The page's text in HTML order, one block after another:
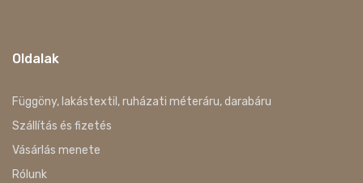
Oldalak
Függöny, lakástextil, ruházati méteráru, darabáru
Szállítás és fizetés
Vásárlás menete
Rólunk